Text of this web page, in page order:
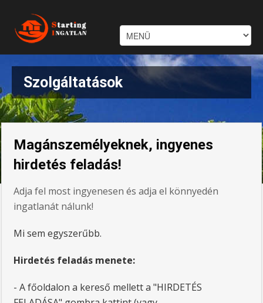
Szolgáltatások
Magánszemélyeknek, ingyenes
hirdetés feladás!
Adja fel most ingyenesen és adja el könnyedén
ingatlanát nálunk!
Mi sem egyszerűbb.
Hirdetés feladás menete:
- A főoldalon a kereső mellett a "HIRDETÉS